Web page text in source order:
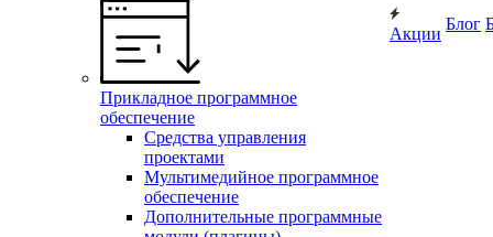
Прикладное программное
обеспечение
Средства управления
проектами
Мультимедийное программное
обеспечение
Дополнительные программные
Акции
Блог